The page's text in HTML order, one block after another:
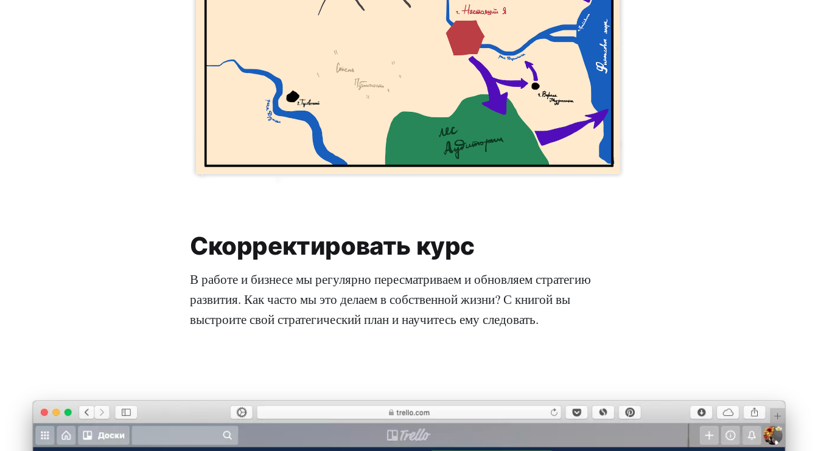
Скорректировать курс
В работе и бизнесе мы регулярно пересматриваем и обновляем стратегию
развития. Как часто мы это делаем в собственной жизни? С книгой вы
выстроите свой стратегический план и научитесь ему следовать.